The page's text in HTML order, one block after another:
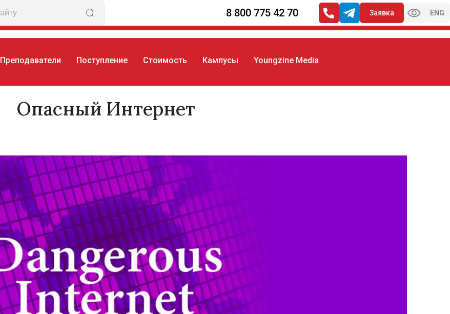
8 800 775 42 70 Заявка ENG
Преподаватели Поступление Стоимость Кампусы Youngzine Media
Опасный Интернет